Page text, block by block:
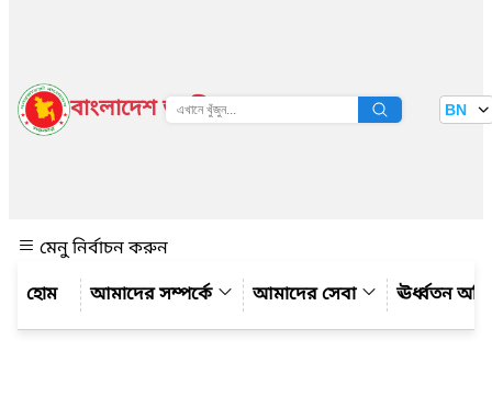
বাংলাদেশ জাতীয় তথ্য বাতায়ন BN
মেনু নির্বাচন করুন
আমাদের সম্পর্কে
আমাদের সেবা ঊর্ধ্বতন